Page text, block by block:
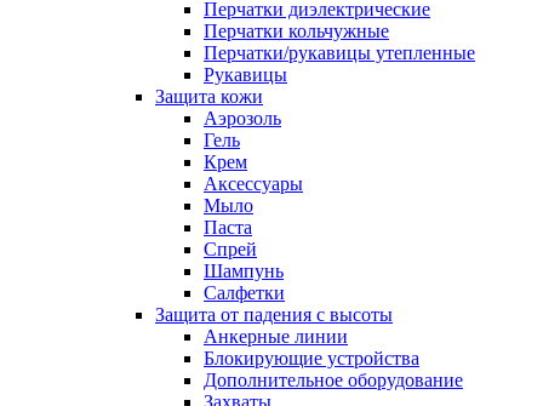
Перчатки диэлектрические
Перчатки кольчужные
Перчатки/рукавицы утепленные
Рукавицы
Защита кожи
Аэрозоль
Гель
Крем
Аксессуары
Мыло
Паста
Спрей
Шампунь
Салфетки
Защита от падения с высоты
Анкерные линии
Блокирующие устройства
Дополнительное оборудование
Захваты